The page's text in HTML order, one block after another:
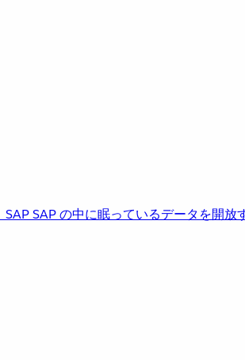
SAPSAP の中に眠っているデータを開放